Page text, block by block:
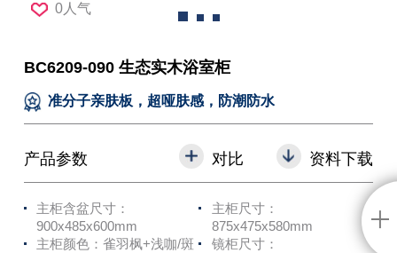
0人气
BC6209-090 生态实木浴室柜
准分子亲肤板，超哑肤感，防潮防水
产品参数 资料下载
对比
主柜含盆尺寸：
900x485x600mm
主柜尺寸：
875x475x580mm
主柜颜色：雀羽枫+浅咖/斑
镜柜尺寸：